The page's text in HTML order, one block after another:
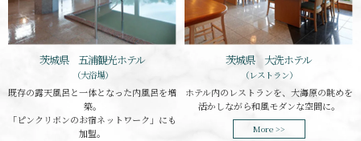
茨城県 五浦観光ホテル
（大浴場）
既存の露天風呂と一体となった内風呂を増
築。
「ピンクリボンのお宿ネットワーク」にも
加盟。
茨城県 大洗ホテル
（レストラン）
ホテル内のレストランを、大海原の眺めを
活かしながら和風モダンな空間に。
More >>